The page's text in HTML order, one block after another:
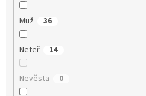
Muž 36
Neteř 14
Nevěsta 0